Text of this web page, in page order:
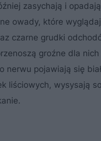
zasychają i
owady, które
czarne grudki
groźne dla
nerwu pojawiają się
liściowych, wysysają